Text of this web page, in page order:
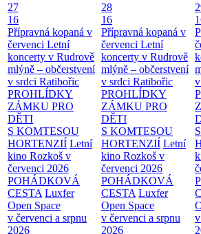
27
16
Přípravná kopaná v
červenci Letní
koncerty v Rudrově
mlýně – občerstvení
v srdci Ratibořic
PROHLÍDKY
ZÁMKU PRO
DĚTI
S KOMTESOU
HORTENZIÍ Letní
kino Rozkoš v
červenci 2026
POHÁDKOVÁ
CESTA Luxfer
Open Space
v červenci a srpnu
2026
28
16
Přípravná kopaná v
červenci Letní
koncerty v Rudrově
mlýně – občerstvení
v srdci Ratibořic
PROHLÍDKY
ZÁMKU PRO
DĚTI
S KOMTESOU
HORTENZIÍ Letní
kino Rozkoš v
červenci 2026
POHÁDKOVÁ
CESTA Luxfer
Open Space
v červenci a srpnu
2026